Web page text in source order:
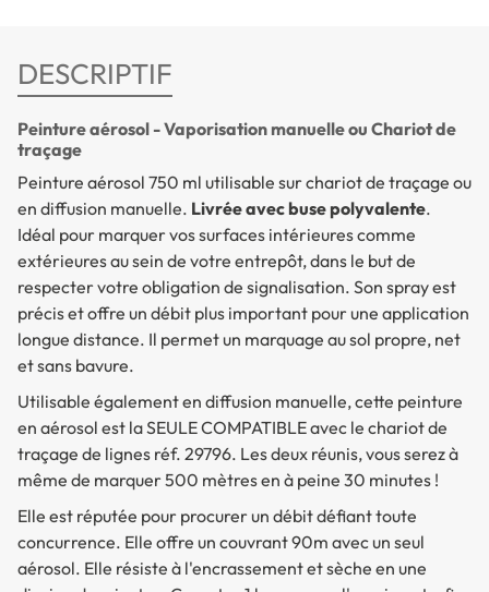
DESCRIPTIF
Peinture aérosol - Vaporisation manuelle ou Chariot de
traçage
Peinture aérosol 750 ml utilisable sur chariot de traçage ou
en diffusion manuelle. Livrée avec buse polyvalente.
Idéal pour marquer vos surfaces intérieures comme
extérieures au sein de votre entrepôt, dans le but de
respecter votre obligation de signalisation. Son spray est
précis et offre un débit plus important pour une application
longue distance. Il permet un marquage au sol propre, net
et sans bavure.
Utilisable également en diffusion manuelle, cette peinture
en aérosol est la SEULE COMPATIBLE avec le chariot de
traçage de lignes réf. 29796. Les deux réunis, vous serez à
même de marquer 500 mètres en à peine 30 minutes !
Elle est réputée pour procurer un débit défiant toute
concurrence. Elle offre un couvrant 90m avec un seul
aérosol. Elle résiste à l'encrassement et sèche en une